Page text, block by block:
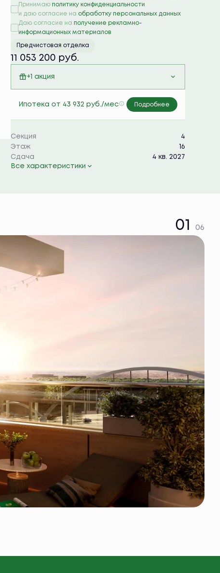
Принимаю политику конфиденциальности
и даю согласие на обработку персональных данных
Даю согласие на получение рекламно-
информационных материалов
Предчистовая отделка
11 053 200 руб.
+1 акция
Ипотека от 43 932 руб./мес Подробнее
Секция
4
Этаж
16
Сдача
4 кв. 2027
Все характеристики
01 06